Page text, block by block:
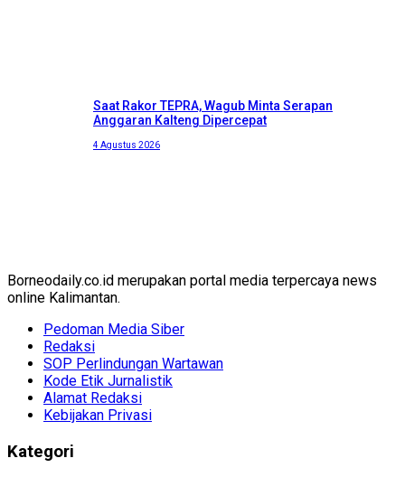
Saat Rakor TEPRA, Wagub Minta Serapan
Anggaran Kalteng Dipercepat
4 Agustus 2026
Borneodaily.co.id merupakan portal media terpercaya news
online Kalimantan.
Pedoman Media Siber
Redaksi
SOP Perlindungan Wartawan
Kode Etik Jurnalistik
Alamat Redaksi
Kebijakan Privasi
Kategori